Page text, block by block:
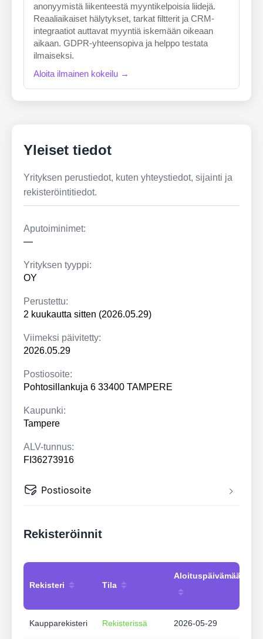
anonyymistä liikenteestä myyntikelpoisia liidejä.
Reaaliaikaiset hälytykset, tarkat filtterit ja CRM-
integraatiot auttavat myyntiä iskemään oikeaan
aikaan. GDPR-yhteensopiva ja helppo testata
ilmaiseksi.
Aloita ilmainen kokeilu →
Yleiset tiedot
Yrityksen perustiedot, kuten yhteystiedot, sijainti ja
rekisteröintitiedot.
Aputoiminimet:
—
Yrityksen tyyppi:
OY
Perustettu:
2 kuukautta sitten (2026.05.29)
Viimeksi päivitetty:
2026.05.29
Postiosoite:
Pohtosillankuja 6 33400 TAMPERE
Kaupunki:
Tampere
ALV-tunnus:
FI36273916
Postiosoite
Rekisteröinnit
Rekisteri Tila
Aloituspäivämäärä
Kaupparekisteri Rekisterissä 2026-05-29